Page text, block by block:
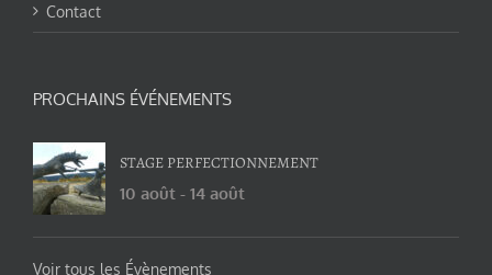
Contact
PROCHAINS ÉVÉNEMENTS
STAGE PERFECTIONNEMENT
10 août - 14 août
Voir tous les Évènements